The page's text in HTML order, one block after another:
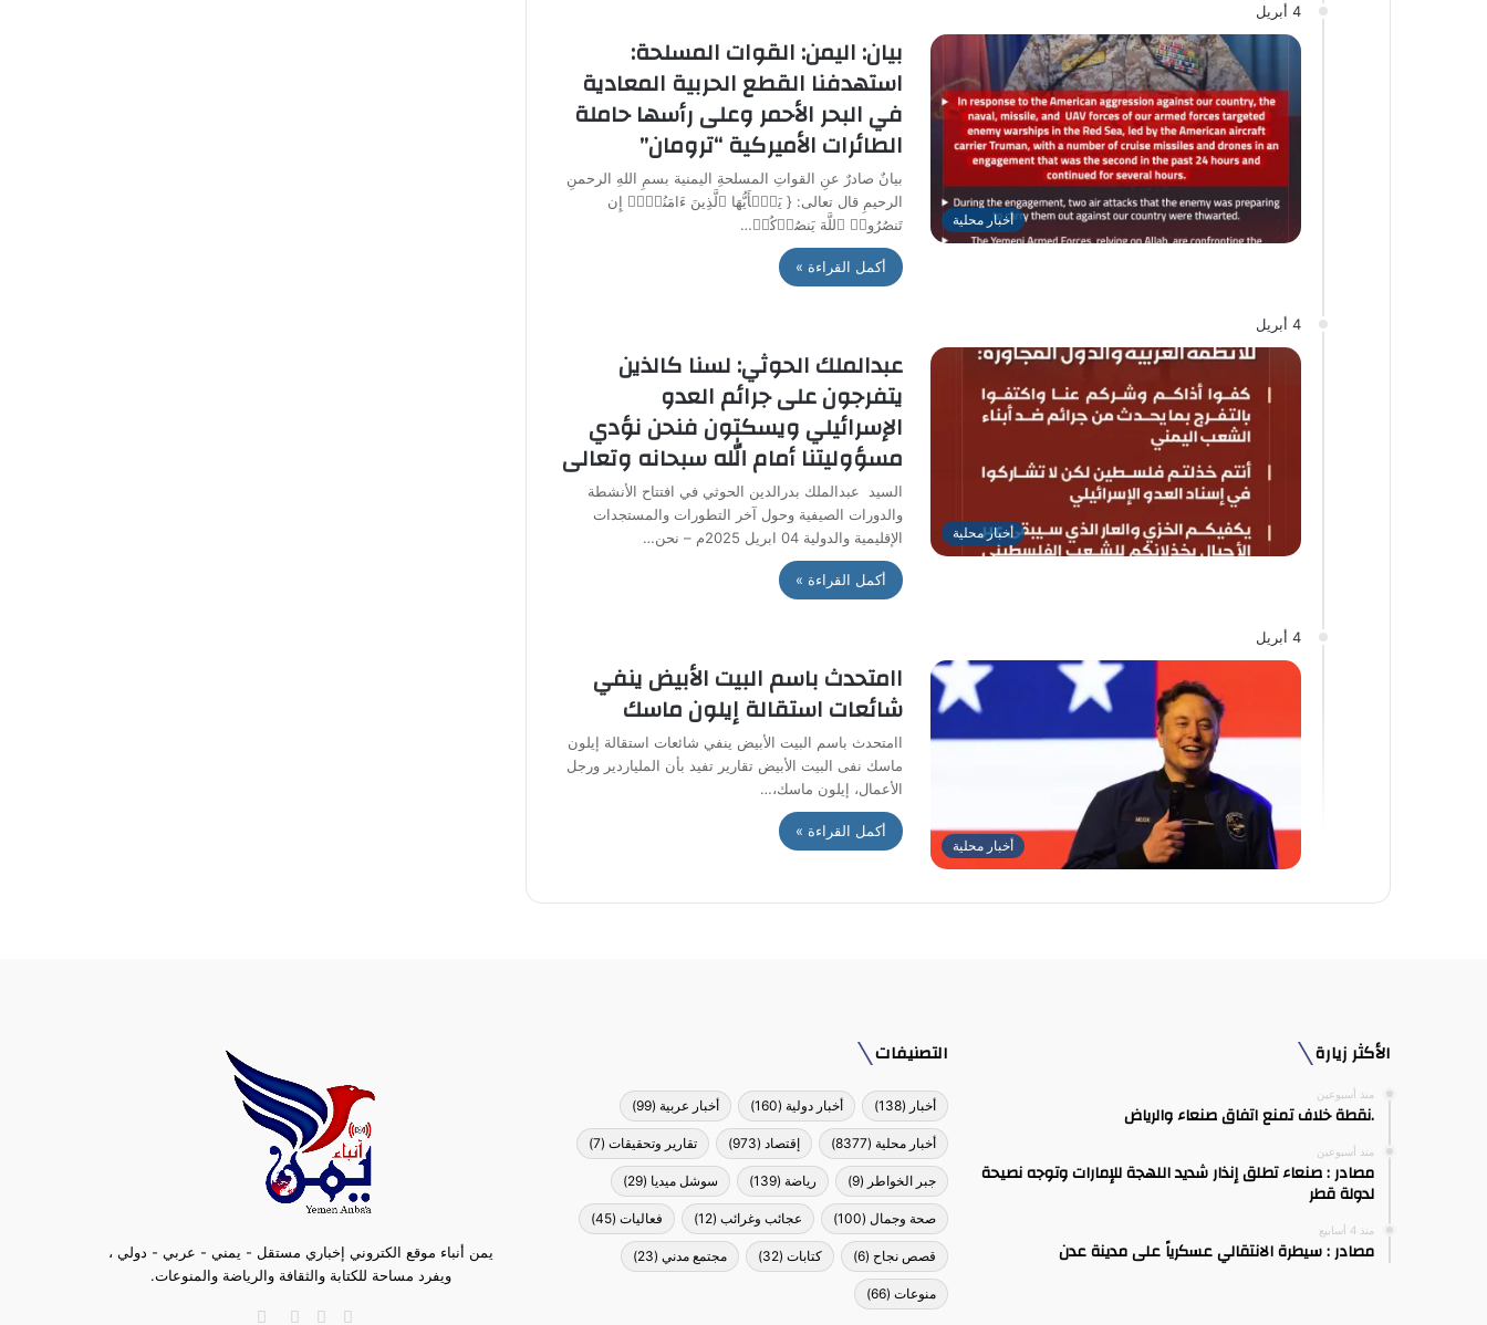
4 أبريل
أخبار محلية
بيان: اليمن: القوات المسلحة:
استهدفنا القطع الحربية المعادية
في البحر الأحمر وعلى رأسها حاملة
الطائرات الأميركية “ترومان”
بيانٌ صادرٌ عنِ القواتِ المسلحةِ اليمنية بسمِ اللهِ الرحمنِ
الرحيمِ قال تعالى: { یَـٰۤأَیُّهَا ٱلَّذِینَ ءَامَنُوۤا۟ إِن
تَنصُرُوا۟ ٱللَّهَ یَنصُرۡكُمۡ…
أكمل القراءة »
4 أبريل
أخبار محلية
عبدالملك الحوثي: لسنا كالذين
يتفرجون على جرائم العدو
الإسرائيلي ويسكتون فنحن نؤدي
مسؤوليتنا أمام الله سبحانه وتعالى
السيد عبدالملك بدرالدين الحوثي في افتتاح الأنشطة
والدورات الصيفية وحول آخر التطورات والمستجدات
الإقليمية والدولية 04 ابريل 2025م – نحن…
أكمل القراءة »
4 أبريل
أخبار محلية
اامتحدث باسم البيت الأبيض ينفي
شائعات استقالة إيلون ماسك
اامتحدث باسم البيت الأبيض ينفي شائعات استقالة إيلون
ماسك نفى البيت الأبيض تقارير تفيد بأن الملياردير ورجل
الأعمال، إيلون ماسك،…
أكمل القراءة »
الأكثر زيارة
منذ أسبوعين
.نقطة خلاف تمنع اتفاق صنعاء والرياض
منذ أسبوعين
مصادر : صنعاء تطلق إنذار شديد اللهجة للإمارات وتوجه نصيحة
لدولة قطر
منذ 4 أسابيع
مصادر : سيطرة الانتقالي عسكرياً على مدينة عدن
التصنيفات
أخبار (138) أخبار دولية(160) أخبار عربية(99)
أخبار محلية(8377) إقتصاد (973) تقارير وتحقيقات(7)
جبر الخواطر (9) رياضة(139) سوشل ميديا (29)
صحة وجمال (100) عجائب وغرائب(12) فعاليات(45)
قصص نجاح (6) كتابات(32) مجتمع مدني(23)
منوعات(66)
يمن أنباء موقع الكتروني إخباري مستقل - يمني - عربي - دولي ،
ويفرد مساحة للكتابة والثقافة والرياضة والمنوعات.
فيسبوك
تويتر تيلقرام